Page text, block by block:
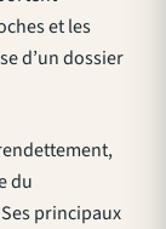
et les
d’un dossier
du
principaux